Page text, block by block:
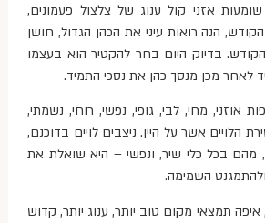
אזני קול ענוג של צלצול פעמונים,
הנה רואות עיני את הכהן הגדול, חושן
הקודש. בדיוק היום בחר להקטיר הוא בעצמו
לאחר מכן מנסך כהן את נסכי התמיד.
אוזני, מחי, לבי, גופי, נפשי, רוחי, נשמתי,
הלויים אשר על היין. ניצבים לויים בדוכנם,
מהם בכל כלי שיר, ונפשי – היא שואלת את
השמימה.
איפה תמצאי מקום טוב יותר, ענוג יותר, קדוש